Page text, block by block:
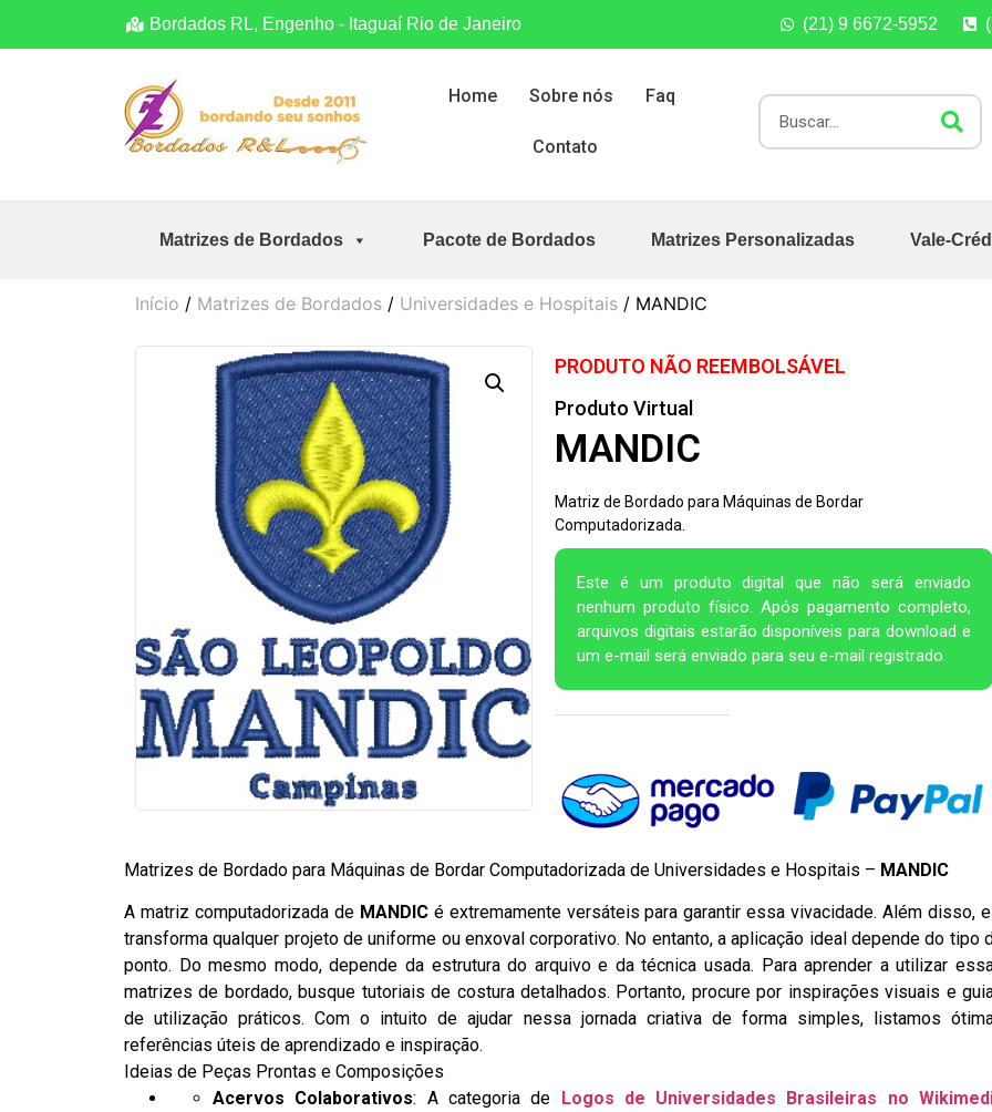
Bordados RL, Engenho - Itaguaí Rio de Janeiro (21) 9 6672-5952
Home Sobre nós Faq
Contato
Matrizes de Bordados Pacote de Bordados Matrizes Personalizadas Vale-
Início / Matrizes de Bordados / Universidades e Hospitais / MANDIC
PRODUTO NÃO REEMBOLSÁVEL
Produto Virtual
MANDIC
Matriz de Bordado para Máquinas de Bordar
Computadorizada.
Este é um produto digital que não será enviado
nenhum produto físico. Após pagamento completo,
arquivos digitais estarão disponíveis para download e
um e-mail será enviado para seu e-mail registrado.
Matrizes de Bordado para Máquinas de Bordar Computadorizada de Universidades e Hospitais – MANDIC
A matriz computadorizada de MANDIC é extremamente versáteis para garantir essa vivacidade. Além disso,
transforma qualquer projeto de uniforme ou enxoval corporativo. No entanto, a aplicação ideal depende do tipo
ponto. Do mesmo modo, depende da estrutura do arquivo e da técnica usada. Para aprender a utilizar
matrizes de bordado, busque tutoriais de costura detalhados. Portanto, procure por inspirações visuais e
de utilização práticos. Com o intuito de ajudar nessa jornada criativa de forma simples, listamos
referências úteis de aprendizado e inspiração.
Ideias de Peças Prontas e Composições
Acervos Colaborativos: A categoria de
Logos de Universidades Brasileiras no